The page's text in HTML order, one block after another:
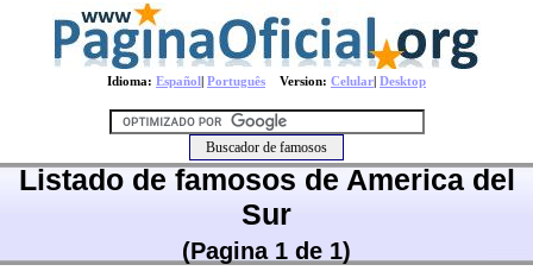
Idioma: Español| Português Version: Celular| Desktop
Listado de famosos de America del
Sur
(Pagina 1 de 1)